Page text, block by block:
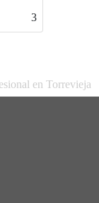
en Torrevieja